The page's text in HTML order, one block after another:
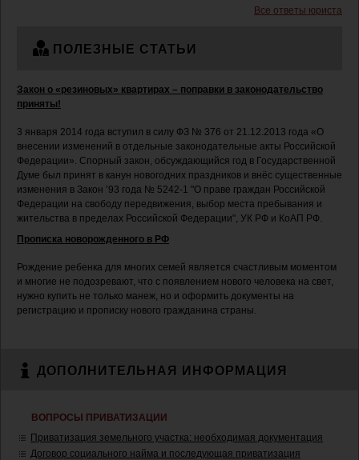
Все ответы юриста
ПОЛЕЗНЫЕ СТАТЬИ
Закон о «резиновых» квартирах – поправки в законодательство
приняты!
3 января 2014 года вступил в силу ФЗ № 376 от 21.12.2013 года «О
внесении изменений в отдельные законодательные акты Российской
Федерации». Спорный закон, обсуждающийся год в Государственной
Думе был принят в канун новогодних праздников и внёс существенные
изменения в Закон ’93 года № 5242-1 "О праве граждан Российской
Федерации на свободу передвижения, выбор места пребывания и
жительства в пределах Российской Федерации", УК РФ и КоАП РФ.
Прописка новорожденного в РФ
Рождение ребенка для многих семей является счастливым моментом
и многие не подозревают, что с появлением нового человека на свет,
нужно купить не только манеж, но и оформить документы на
регистрацию и прописку нового гражданина страны.
ДОПОЛНИТЕЛЬНАЯ ИНФОРМАЦИЯ
ВОПРОСЫ ПРИВАТИЗАЦИИ
Приватизация земельного участка: необходимая документация
Договор социального найма и последующая приватизация